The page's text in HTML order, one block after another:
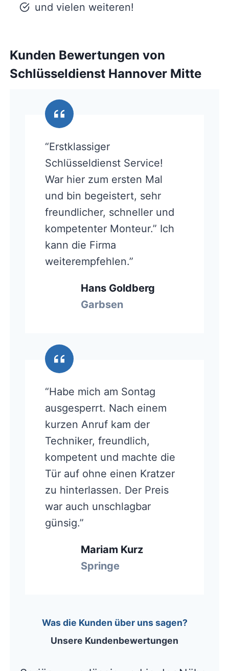
und vielen weiteren!
Kunden Bewertungen von
Schlüsseldienst Hannover Mitte
“Erstklassiger
Schlüsseldienst Service!
War hier zum ersten Mal
und bin begeistert, sehr
freundlicher, schneller und
kompetenter Monteur.” Ich
kann die Firma
weiterempfehlen.”
Hans Goldberg
Garbsen
“Habe mich am Sontag
ausgesperrt. Nach einem
kurzen Anruf kam der
Techniker, freundlich,
kompetent und machte die
Tür auf ohne einen Kratzer
zu hinterlassen. Der Preis
war auch unschlagbar
günsig.”
Mariam Kurz
Springe
Was die Kunden über uns sagen?
Unsere Kundenbewertungen